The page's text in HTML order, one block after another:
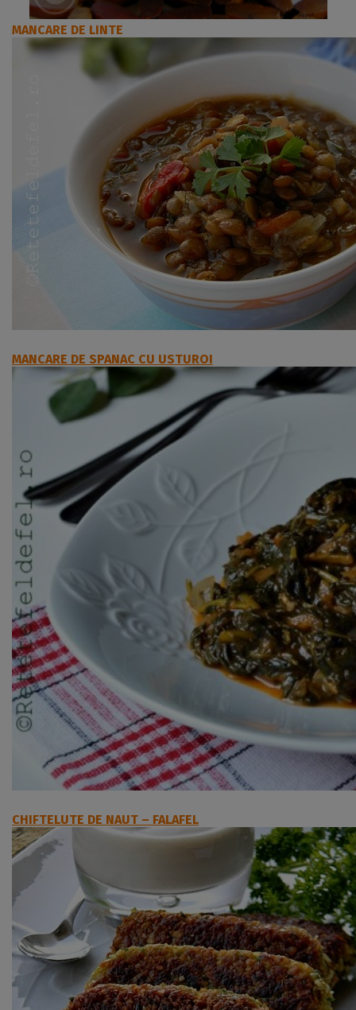
MANCARE DE LINTE
MANCARE DE SPANAC CU USTUROI
CHIFTELUTE DE NAUT – FALAFEL